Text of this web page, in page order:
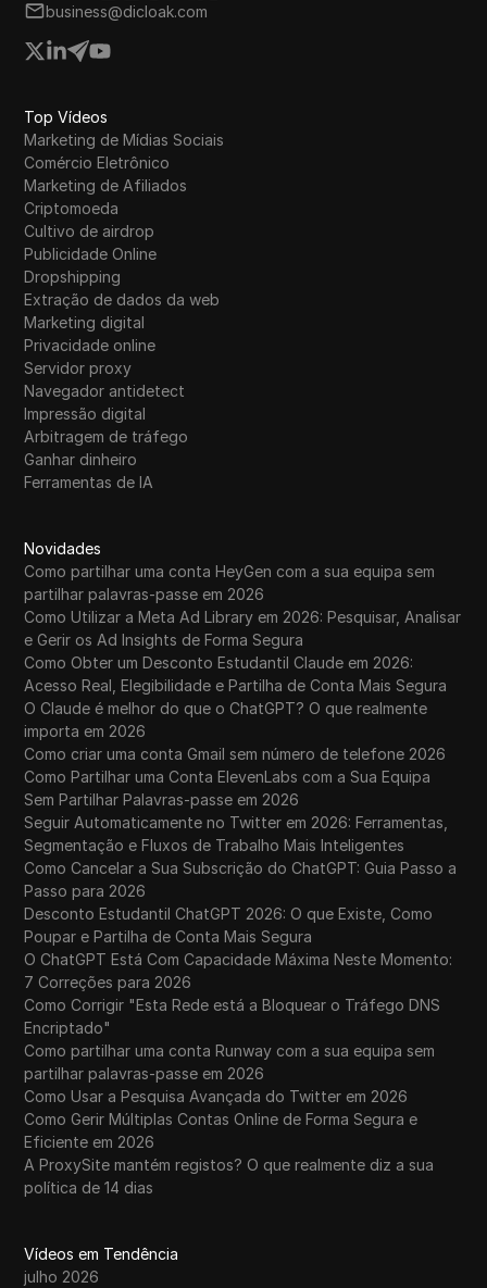
business@dicloak.com
Top Vídeos
Marketing de Mídias Sociais
Comércio Eletrônico
Marketing de Afiliados
Criptomoeda
Cultivo de airdrop
Publicidade Online
Dropshipping
Extração de dados da web
Marketing digital
Privacidade online
Servidor proxy
Navegador antidetect
Impressão digital
Arbitragem de tráfego
Ganhar dinheiro
Ferramentas de IA
Novidades
Como partilhar uma conta HeyGen com a sua equipa sem
partilhar palavras-passe em 2026
Como Utilizar a Meta Ad Library em 2026: Pesquisar, Analisar
e Gerir os Ad Insights de Forma Segura
Como Obter um Desconto Estudantil Claude em 2026:
Acesso Real, Elegibilidade e Partilha de Conta Mais Segura
O Claude é melhor do que o ChatGPT? O que realmente
importa em 2026
Como criar uma conta Gmail sem número de telefone 2026
Como Partilhar uma Conta ElevenLabs com a Sua Equipa
Sem Partilhar Palavras-passe em 2026
Seguir Automaticamente no Twitter em 2026: Ferramentas,
Segmentação e Fluxos de Trabalho Mais Inteligentes
Como Cancelar a Sua Subscrição do ChatGPT: Guia Passo a
Passo para 2026
Desconto Estudantil ChatGPT 2026: O que Existe, Como
Poupar e Partilha de Conta Mais Segura
O ChatGPT Está Com Capacidade Máxima Neste Momento:
7 Correções para 2026
Como Corrigir "Esta Rede está a Bloquear o Tráfego DNS
Encriptado"
Como partilhar uma conta Runway com a sua equipa sem
partilhar palavras-passe em 2026
Como Usar a Pesquisa Avançada do Twitter em 2026
Como Gerir Múltiplas Contas Online de Forma Segura e
Eficiente em 2026
A ProxySite mantém registos? O que realmente diz a sua
política de 14 dias
Vídeos em Tendência
julho 2026